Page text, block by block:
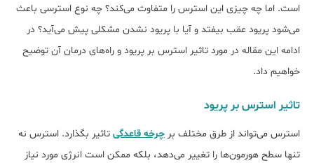
است. اما چه چیزی این استرس را متفاوت می‌‎کند؟ چه نوع استرسی باعث
می‎‌شود پریود عقب بیفتد و آیا با پریود نشدن مشکلی پیش می‌آید؟ در
ادامه این مقاله در مورد تاثیر استرس بر پریود و راه‌های درمان آن توضیح
خواهیم داد.
تاثیر استرس بر پریود
استرس می‌تواند از طرق مختلف بر چرخه قاعدگی تاثیر بگذارد. استرس نه
تنها سطح هورمون‌ها را تغییر می‌دهد، بلکه ممکن است انرژی مورد نیاز